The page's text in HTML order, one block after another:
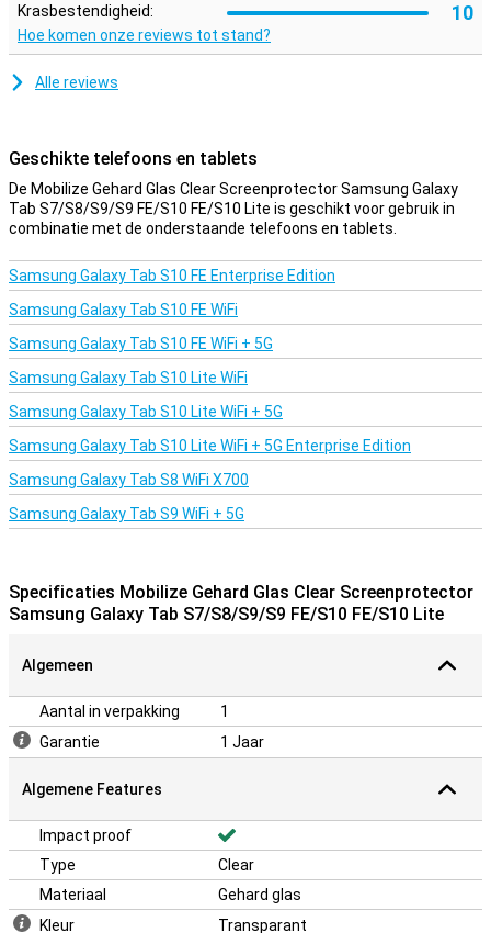
Krasbestendigheid: 10
Hoe komen onze reviews tot stand?
Alle reviews
Geschikte telefoons en tablets
De Mobilize Gehard Glas Clear Screenprotector Samsung Galaxy
Tab S7/S8/S9/S9 FE/S10 FE/S10 Lite is geschikt voor gebruik in
combinatie met de onderstaande telefoons en tablets.
Samsung Galaxy Tab S10 FE Enterprise Edition
Samsung Galaxy Tab S10 FE WiFi
Samsung Galaxy Tab S10 FE WiFi + 5G
Samsung Galaxy Tab S10 Lite WiFi
Samsung Galaxy Tab S10 Lite WiFi + 5G
Samsung Galaxy Tab S10 Lite WiFi + 5G Enterprise Edition
Samsung Galaxy Tab S8 WiFi X700
Samsung Galaxy Tab S9 WiFi + 5G
Specificaties Mobilize Gehard Glas Clear Screenprotector
Samsung Galaxy Tab S7/S8/S9/S9 FE/S10 FE/S10 Lite
Algemeen
Aantal in verpakking
1
Garantie
1 Jaar
Algemene Features
Impact proof
Type
Clear
Materiaal
Gehard glas
Kleur
Transparant